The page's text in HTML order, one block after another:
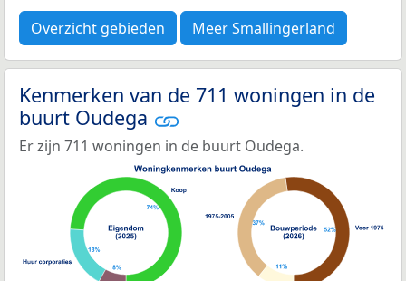
Overzicht gebieden Meer Smallingerland
Kenmerken van de 711 woningen in de
buurt Oudega
Er zijn 711 woningen in de buurt Oudega.